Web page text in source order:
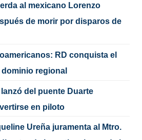
al mexicano Lorenzo
de morir por disparos de
RD conquista el
regional
del puente Duarte
en piloto
Ureña juramenta al Mtro.